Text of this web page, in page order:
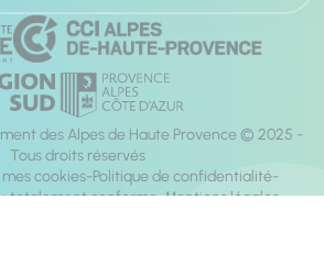
des Alpes de Haute Provence © 2025 -
Tous droits réservés
cookies Politique de confidentialité
: totalement conforme Mentions légales